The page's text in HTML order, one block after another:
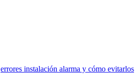
errores instalación alarma y cómo evitarlos